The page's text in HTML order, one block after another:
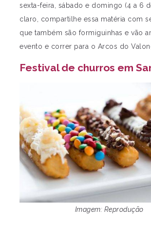
sexta-feira, sábado e domingo (4 a 6
claro, compartilhe essa matéria com
que também são formiguinhas e vão
evento e correr para o Arcos do
Festival de churros em
Imagem: Reprodução